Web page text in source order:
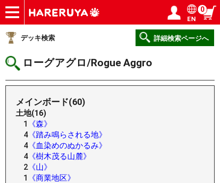
ショップ
買取
記事
デッキ検索
デッキ構築
選手一覧
店舗一覧
イベント
ヘルプ
お問い合わせ ログイン／会員登録
EN
0
デッキ検索 詳細検索ページへ
ローグアグロ/Rogue Aggro
メインボード(60)
土地(16)
1
《森》
4 《踏み鳴らされる地》
4 《血染めのぬかるみ》
4 《樹木茂る山麓》
2 《山》
1
《商業地区》